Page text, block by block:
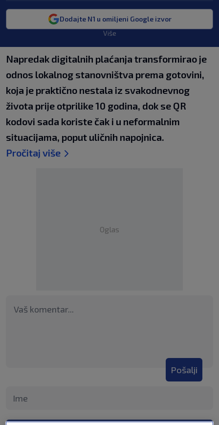
Dodajte N1 u omiljeni Google izvor
Više
Napredak digitalnih plaćanja transformirao je
odnos lokalnog stanovništva prema gotovini,
koja je praktično nestala iz svakodnevnog
života prije otprilike 10 godina, dok se QR
kodovi sada koriste čak i u neformalnim
situacijama, poput uličnih napojnica.
Pročitaj više
Oglas
Pošalji